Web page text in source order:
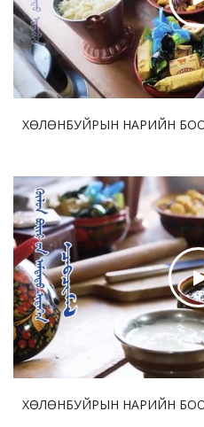
Шинжлэх үхаан техник
байгуулав
2026-07-30 17:47:28 68
Дөрөө жийж урагшилсан “
ислийн ялгаруулалт 17%-
2026-07-29 12:57:05 76
Бо Бао Жүгийн Соёл
боллоо
2026-07-29 12:53:33 77
Ши Жиньпин Словакийн
хийв
ХӨЛӨНБУЙРЫН НАРИЙН
ХӨЛӨНБУЙРЫН НАРИЙН